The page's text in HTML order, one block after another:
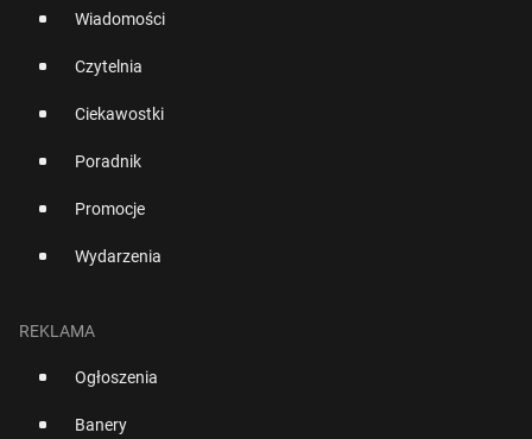
Wiadomości
Czytelnia
Ciekawostki
Poradnik
Promocje
Wydarzenia
REKLAMA
Ogłoszenia
Banery